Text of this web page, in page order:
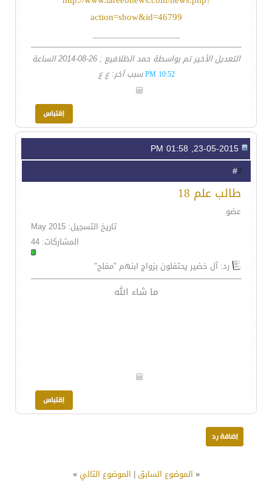
action=show&id=46799
__________________
التعديل الأخير تم بواسطة حمد الظلافيع ; 26-08-2014 الساعة
10:52 PM سبب آخر: ع ع
2
طالب علم 18
عضو
تاريخ التسجيل: May 2015
المشاركات: 44
رد: آل خضير يحتفلون بزواج ابنهم "مفلح"
ما شاء الله
« الموضوع السابق| الموضوع التالي»